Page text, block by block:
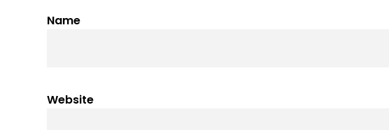
Name
Website